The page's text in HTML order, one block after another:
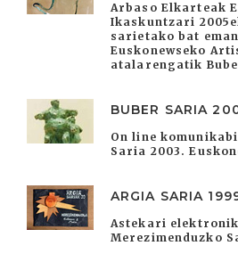
Arbaso Elkarteak
Ikaskuntzari
sarietako bat
Euskonewseko
atalarengatik
BUBER SARIA
On line
Saria 2003.
ARGIA SARIA
Astekari
Merezimenduzko